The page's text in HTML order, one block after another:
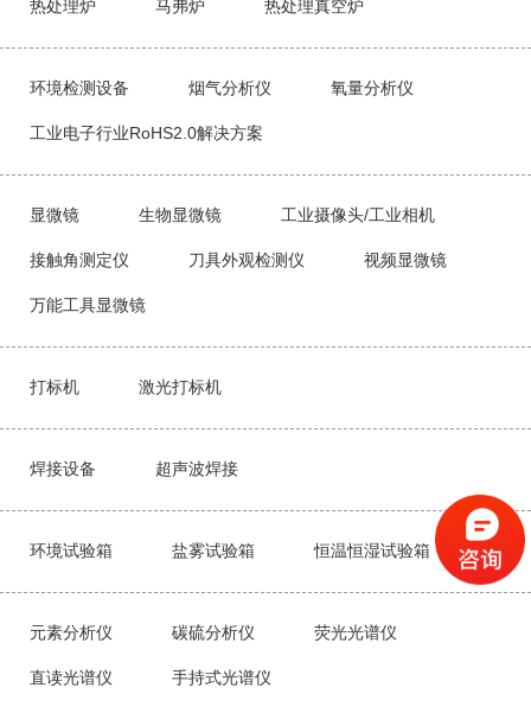
热处理炉 马弗炉 热处理真空炉
环境检测设备 烟气分析仪 氧量分析仪
工业电子行业RoHS2.0解决方案
显微镜 生物显微镜 工业摄像头/工业相机
接触角测定仪 刀具外观检测仪 视频显微镜
万能工具显微镜
打标机 激光打标机
焊接设备 超声波焊接
环境试验箱 盐雾试验箱 恒温恒湿试验箱
元素分析仪 碳硫分析仪 荧光光谱仪
直读光谱仪 手持式光谱仪